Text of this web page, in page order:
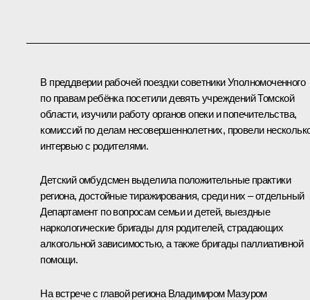
В преддверии рабочей поездки советники Уполномоченного
по правам ребёнка посетили девять учреждений Томской
области, изучили работу органов опеки и попечительства,
комиссий по делам несовершеннолетних, провели
интервью с родителями.
Детский омбудсмен выделила положительные практики
региона, достойные тиражирования, среди них – отдельный
Департамент по вопросам семьи и детей, выездные
наркологические бригады для родителей, страдающих
алкогольной зависимостью, а также бригады паллиативной
помощи.
На встрече с главой региона Владимиром Мазуром